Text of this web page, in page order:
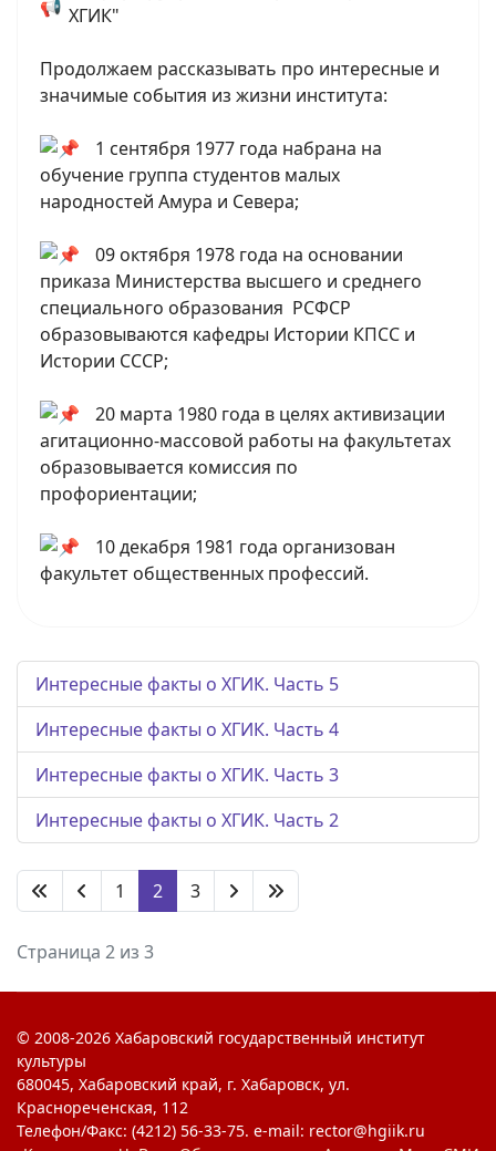
ХГИК"
Продолжаем рассказывать про интересные и
значимые события из жизни института:
1 сентября 1977 года набрана на
обучение группа студентов малых
народностей Амура и Севера;
09 октября 1978 года на основании
приказа Министерства высшего и среднего
специального образования РСФСР
образовываются кафедры Истории КПСС и
Истории СССР;
20 марта 1980 года в целях активизации
агитационно-массовой работы на факультетах
образовывается комиссия по
профориентации;
10 декабря 1981 года организован
факультет общественных профессий.
Интересные факты о ХГИК. Часть 5
Интересные факты о ХГИК. Часть 4
Интересные факты о ХГИК. Часть 3
Интересные факты о ХГИК. Часть 2
1 2 3
Страница 2 из 3
© 2008-2026 Хабаровский государственный институт
культуры
680045, Хабаровский край, г. Хабаровск, ул.
Краснореченская, 112
Телефон/Факс: (4212) 56-33-75. e-mail: rector@hgiik.ru